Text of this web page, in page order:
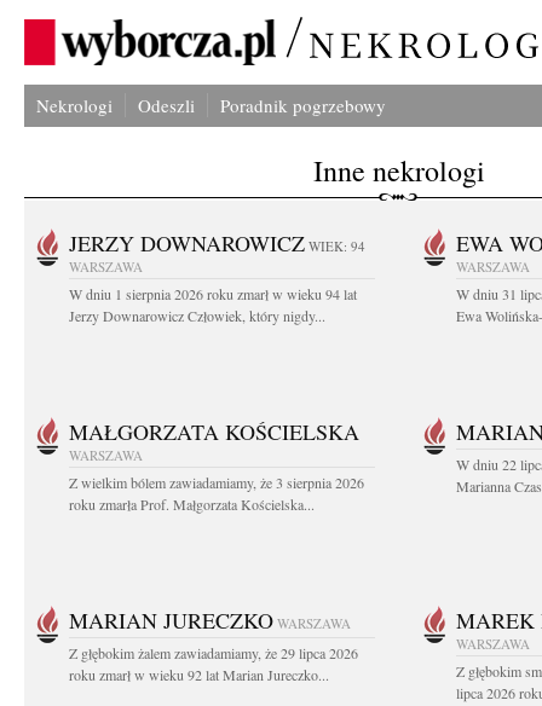
Nekrologi Odeszli Poradnik pogrzebowy
Inne nekrologi
JERZY DOWNAROWICZ WIEK: 94
WARSZAWA
W dniu 1 sierpnia 2026 roku zmarł w wieku 94 lat
Jerzy Downarowicz Człowiek, który nigdy...
EWA
WARSZAWA
W dniu 31
Ewa
MAŁGORZATA KOŚCIELSKA
WARSZAWA
Z wielkim bólem zawiadamiamy, że 3 sierpnia 2026
roku zmarła Prof. Małgorzata Kościelska...
W dniu 22
Marianna
MARIAN JURECZKO WARSZAWA
Z głębokim żalem zawiadamiamy, że 29 lipca 2026
roku zmarł w wieku 92 lat Marian Jureczko...
MAREK
WARSZAWA
Z głębokim
lipca 2026